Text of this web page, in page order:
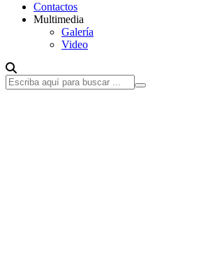
Contactos
Multimedia
Galería
Video